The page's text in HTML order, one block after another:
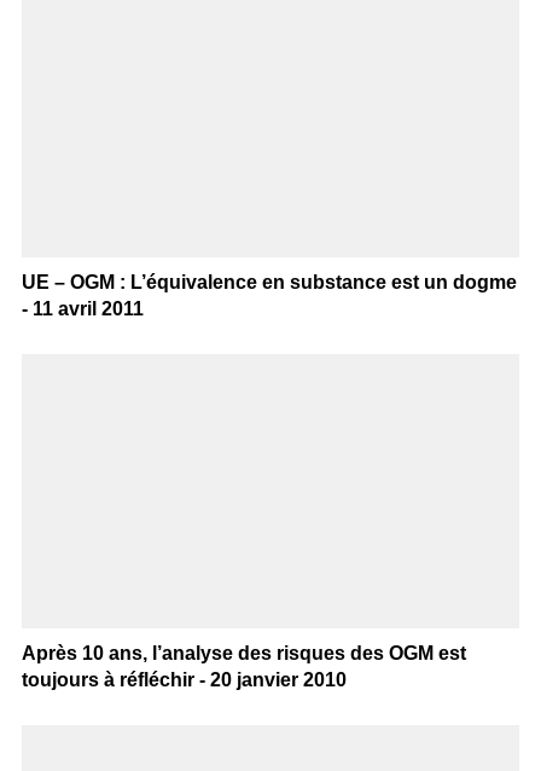
UE – OGM : L’équivalence en substance est un dogme
- 11 avril 2011
Après 10 ans, l’analyse des risques des OGM est
toujours à réfléchir - 20 janvier 2010